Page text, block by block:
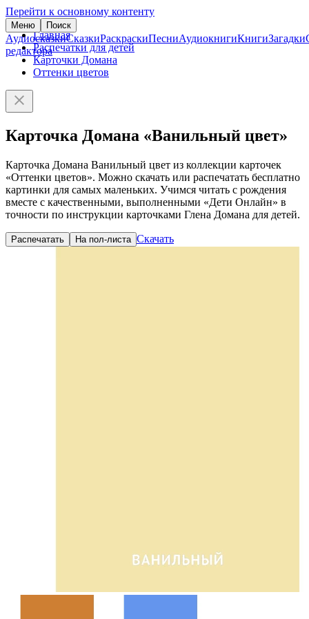
Перейти к основному контенту
Меню Поиск
АудиосказкиСказкиРаскраскиПесниАудиокнигиКнигиЗагадки
редактора
Главная
Распечатки для детей
Карточки Домана
Оттенки цветов
Карточка Домана «Ванильный цвет»
Карточка Домана Ванильный цвет из коллекции карточек
«Оттенки цветов». Можно скачать или распечатать бесплатно
картинки для самых маленьких. Учимся читать с рождения
вместе с качественными, выполненными «Дети Онлайн» в
точности по инструкции карточками Глена Домана для детей.
Распечатать На пол-листа Скачать